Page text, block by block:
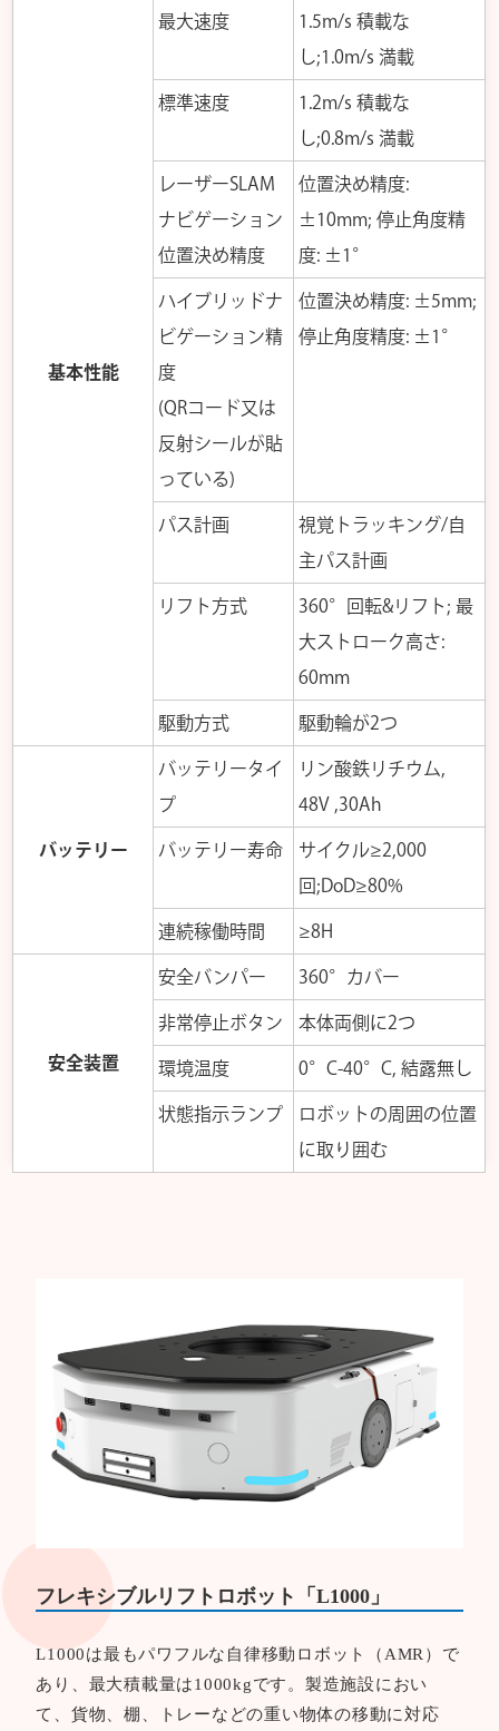
基本性能
最大速度
1.5m/s 積載な
し;1.0m/s 満載
標準速度
1.2m/s 積載な
し;0.8m/s 満載
レーザーSLAM
ナビゲーション
位置決め精度
位置決め精度:
±10mm; 停止角度精
度: ±1°
ハイブリッドナ
ビゲーション精
度
(QRコード又は
反射シールが貼
っている)
位置決め精度: ±5mm;
停止角度精度: ±1°
パス計画
視覚トラッキング/自
主パス計画
リフト方式
360°回転&リフト; 最
大ストローク高さ:
60mm
駆動方式 駆動輪が2つ
バッテリー
バッテリータイ
プ
リン酸鉄リチウム,
48V ,30Ah
バッテリー寿命
サイクル≥2,000
回;DoD≥80%
連続稼働時間 ≥8H
安全装置
安全バンパー 360°カバー
非常停止ボタン 本体両側に2つ
環境温度 0°C-40°C, 結露無し
状態指示ランプ
ロボットの周囲の位置
に取り囲む
フレキシブルリフトロボット「L1000」
L1000は最もパワフルな自律移動ロボット（AMR）で
あり、最大積載量は1000kgです。製造施設におい
て、貨物、棚、トレーなどの重い物体の移動に対応